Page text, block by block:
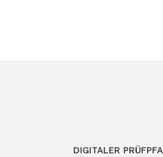
DIGITALER